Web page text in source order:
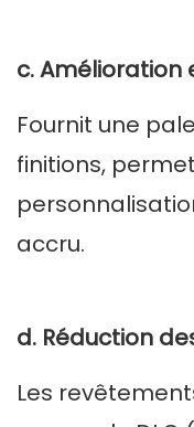
c. Amélioration
Fournit une
finitions,
accru.
d. Réduction
Les